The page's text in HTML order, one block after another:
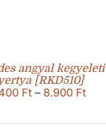
angyal kegyeleti
[RKD510]
Ft – 8.900 Ft